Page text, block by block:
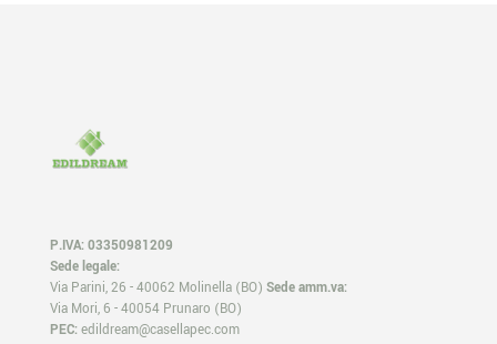
P.IVA: 03350981209
Sede legale:
Via Parini, 26 - 40062 Molinella (BO) Sede amm.va:
Via Mori, 6 - 40054 Prunaro (BO)
PEC: edildream@casellapec.com